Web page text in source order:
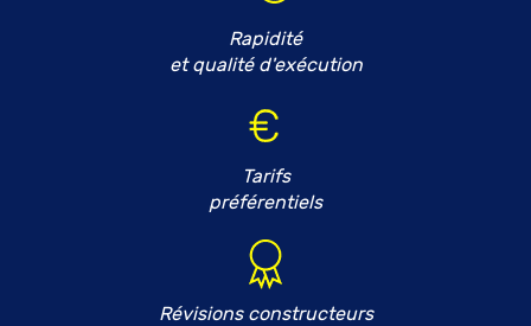
Rapidité
et qualité d'exécution
Tarifs
préférentiels
Révisions constructeurs